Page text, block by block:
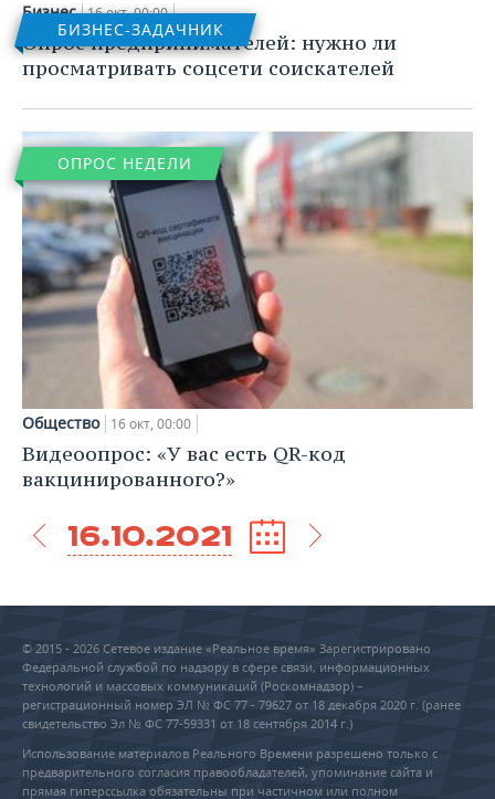
БИЗНЕС-ЗАДАЧНИК
Бизнес 16 окт, 00:00
Опрос предпринимателей: нужно ли
просматривать соцсети соискателей
ОПРОС НЕДЕЛИ
Общество 16 окт, 00:00
Видеоопрос: «У вас есть QR-код
вакцинированного?»
16.10.2021
© 2015 - 2026 Сетевое издание «Реальное время» Зарегистрировано
Федеральной службой по надзору в сфере связи, информационных
технологий и массовых коммуникаций (Роскомнадзор) –
регистрационный номер ЭЛ № ФС 77 - 79627 от 18 декабря 2020 г. (ранее
свидетельство Эл № ФС 77-59331 от 18 сентября 2014 г.)
Использование материалов Реального Времени разрешено только с
предварительного согласия правообладателей, упоминание сайта и
прямая гиперссылка обязательны при частичном или полном